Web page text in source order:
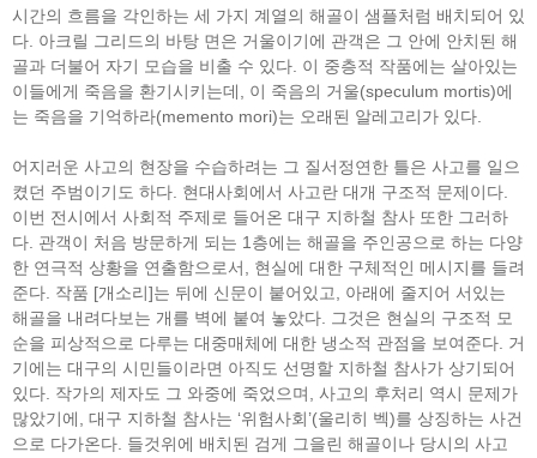
시간의 흐름을 각인하는 세 가지 계열의 해골이 샘플처럼 배치되어 있
다. 아크릴 그리드의 바탕 면은 거울이기에 관객은 그 안에 안치된 해
골과 더불어 자기 모습을 비출 수 있다. 이 중층적 작품에는 살아있는
이들에게 죽음을 환기시키는데, 이 죽음의 거울(speculum mortis)에
는 죽음을 기억하라(memento mori)는 오래된 알레고리가 있다.
어지러운 사고의 현장을 수습하려는 그 질서정연한 틀은 사고를 일으
켰던 주범이기도 하다. 현대사회에서 사고란 대개 구조적 문제이다.
이번 전시에서 사회적 주제로 들어온 대구 지하철 참사 또한 그러하
다. 관객이 처음 방문하게 되는 1층에는 해골을 주인공으로 하는 다양
한 연극적 상황을 연출함으로서, 현실에 대한 구체적인 메시지를 들려
준다. 작품 [개소리]는 뒤에 신문이 붙어있고, 아래에 줄지어 서있는
해골을 내려다보는 개를 벽에 붙여 놓았다. 그것은 현실의 구조적 모
순을 피상적으로 다루는 대중매체에 대한 냉소적 관점을 보여준다. 거
기에는 대구의 시민들이라면 아직도 선명할 지하철 참사가 상기되어
있다. 작가의 제자도 그 와중에 죽었으며, 사고의 후처리 역시 문제가
많았기에, 대구 지하철 참사는 ‘위험사회’(울리히 벡)를 상징하는 사건
으로 다가온다. 들것위에 배치된 검게 그을린 해골이나 당시의 사고